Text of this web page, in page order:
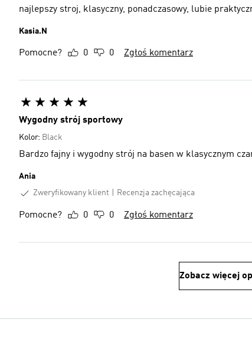
najlepszy stroj, klasyczny, ponadczasowy, lubie
Kasia.N
Pomocne? 0 0 Zgłoś komentarz
Wygodny strój sportowy
Kolor: Black
Bardzo fajny i wygodny strój na basen w klasycznym
Ania
Zweryfikowany klient
Recenzja zachęcająca
Pomocne? 0 0 Zgłoś komentarz
Zobacz więcej